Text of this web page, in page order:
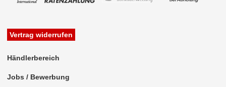
Vertrag widerrufen
Händlerbereich
Jobs / Bewerbung